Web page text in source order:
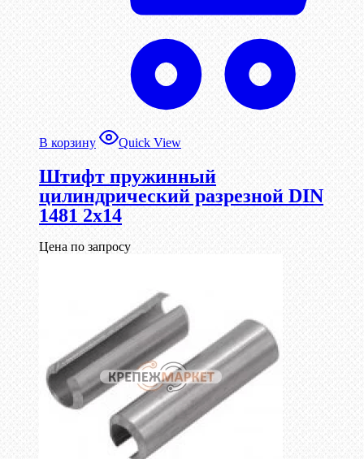
В корзину Quick View
Штифт пружинный
цилиндрический разрезной DIN
1481 2х14
Цена по запросу